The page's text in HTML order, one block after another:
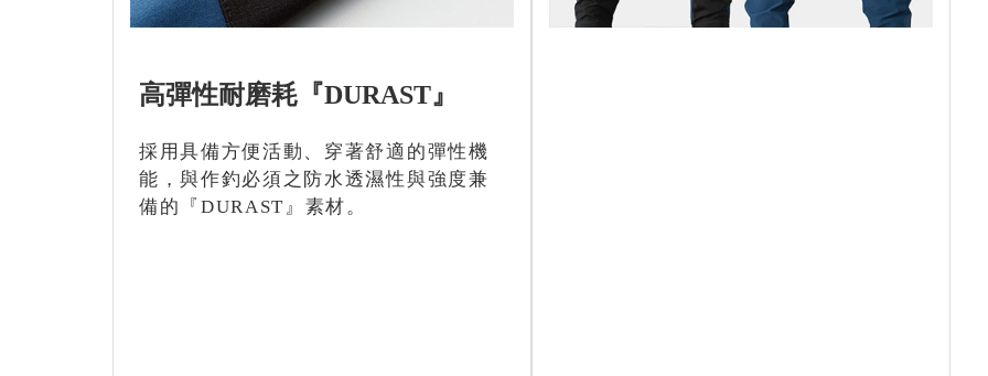
高彈性耐磨耗『DURAST』
採用具備方便活動、穿著舒適的彈性機
能，與作釣必須之防水透濕性與強度兼
備的『DURAST』素材。